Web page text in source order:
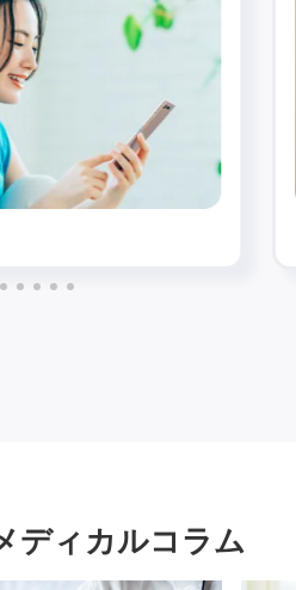
ディカルコラム